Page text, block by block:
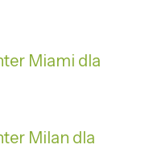
Miami dla
Milan dla